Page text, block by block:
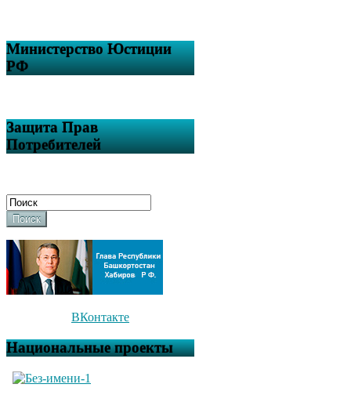
Министерство Юстиции
РФ
Защита Прав
Потребителей
Поиск
ВКонтакте
Национальные проекты